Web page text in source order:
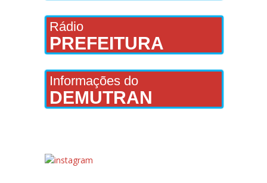
Rádio
PREFEITURA
Informações do
DEMUTRAN